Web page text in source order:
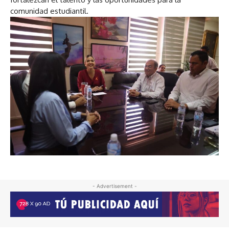
comunidad estudiantil.
- Advertisement -